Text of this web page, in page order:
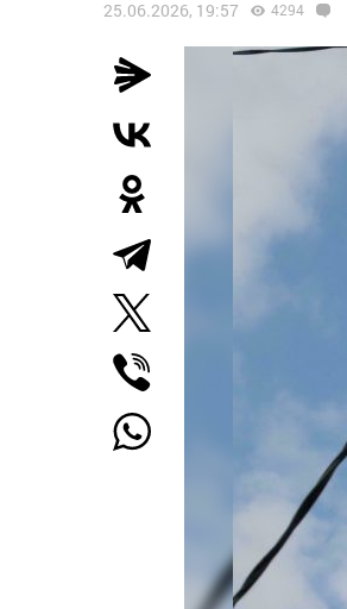
25.06.2026, 19:57 4294